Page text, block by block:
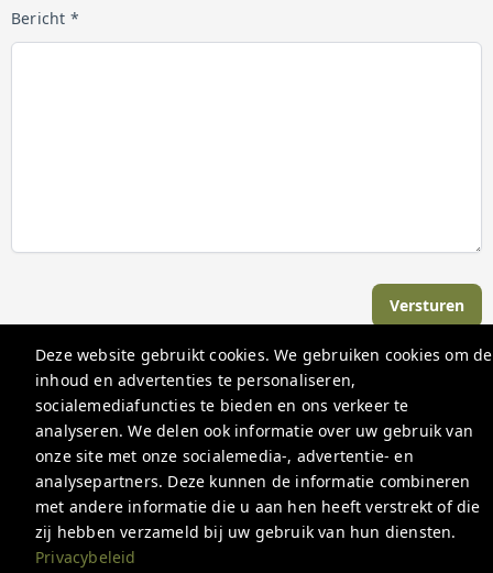
Deze website gebruikt cookies. We gebruiken cookies om de
inhoud en advertenties te personaliseren,
socialemediafuncties te bieden en ons verkeer te
analyseren. We delen ook informatie over uw gebruik van
onze site met onze socialemedia-, advertentie- en
analysepartners. Deze kunnen de informatie combineren
met andere informatie die u aan hen heeft verstrekt of die
zij hebben verzameld bij uw gebruik van hun diensten.
Privacybeleid
Bericht *
Versturen
De Hoogmolen
Hoogmolenweg 15, 3670 Oudsbergen, België
info@hoogmolen.be
+3211901100
Privacybeleid